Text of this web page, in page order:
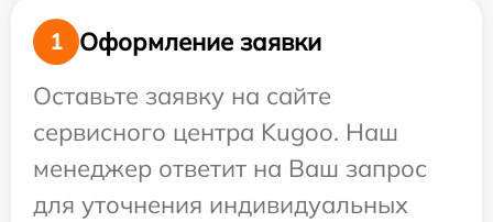
1
Оформление заявки
Оставьте заявку на сайте
сервисного центра Kugoo. Наш
менеджер ответит на Ваш запрос
для уточнения индивидуальных